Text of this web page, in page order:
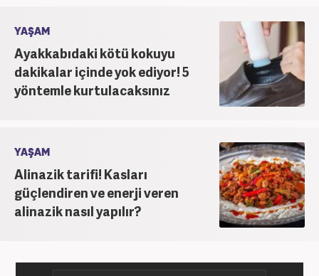
etmektedir.
YAŞAM
Ayakkabıdaki kötü kokuyu
dakikalar içinde yok ediyor! 5
yöntemle kurtulacaksınız
YAŞAM
Alinazik tarifi! Kasları
güçlendiren ve enerji veren
alinazik nasıl yapılır?